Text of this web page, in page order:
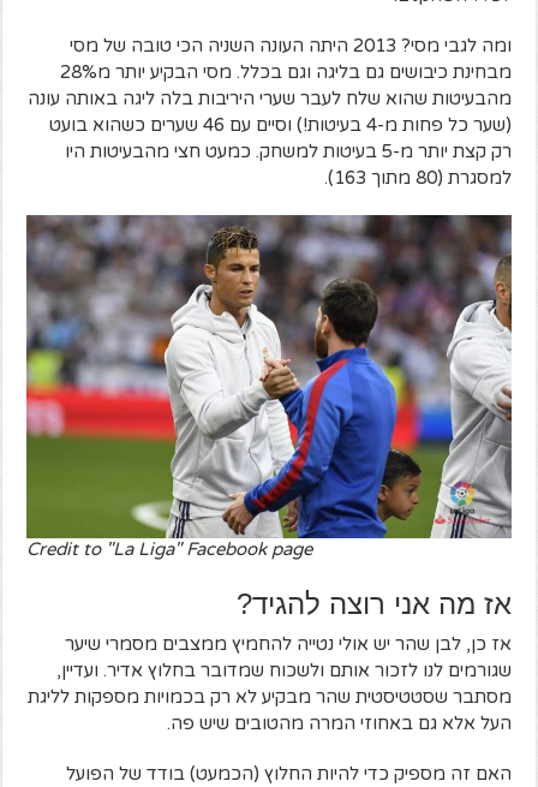
ומה לגבי מסי? 2013 היתה העונה השניה הכי טובה של מסי
מבחינת כיבושים גם בליגה וגם בכלל. מסי הבקיע יותר מ28%
מהבעיטות שהוא שלח לעבר שערי היריבות בלה ליגה באותה עונה
(שער כל פחות מ-4 בעיטות!) וסיים עם 46 שערים כשהוא בועט
רק קצת יותר מ-5 בעיטות למשחק. כמעט חצי מהבעיטות היו
למסגרת (80 מתוך 163).
Credit to "La Liga" Facebook page
אז מה אני רוצה להגיד?
אז כן, לבן שהר יש אולי נטייה להחמיץ ממצבים מסמרי שיער
שגורמים לנו לזכור אותם ולשכוח שמדובר בחלוץ אדיר. ועדיין,
מסתבר שסטטיסטית שהר מבקיע לא רק בכמויות מספקות לליגת
העל אלא גם באחוזי המרה מהטובים שיש פה.
האם זה מספיק כדי להיות החלוץ (הכמעט) בודד של הפועל